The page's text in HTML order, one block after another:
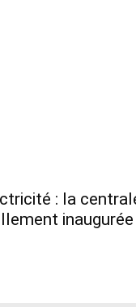
: la
inaugurée